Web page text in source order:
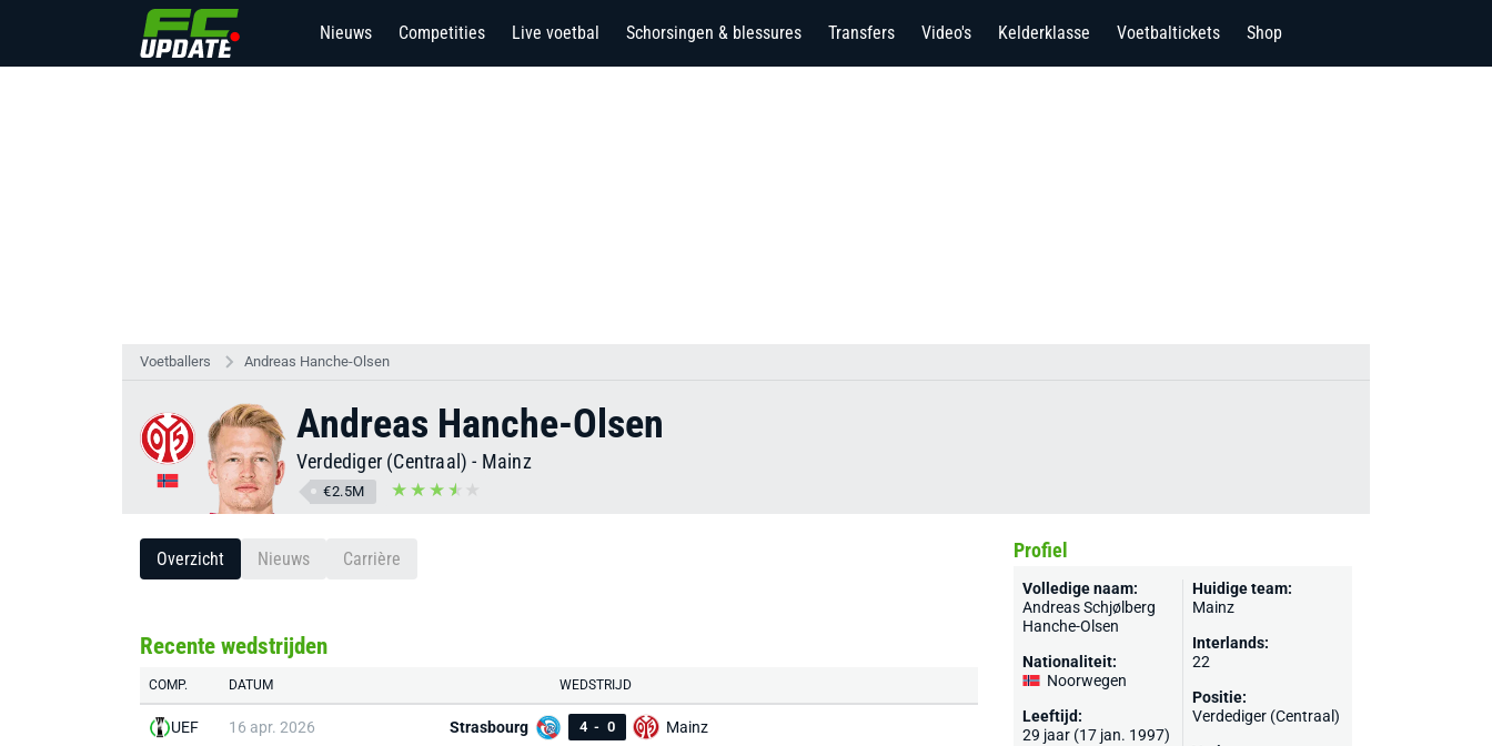
Nieuws Competities Live voetbal Schorsingen & blessures Transfers Video's Kelderklasse Voetbaltickets Shop
Voetballers Andreas Hanche-Olsen
Andreas Hanche-Olsen
Verdediger (Centraal)- Mainz
€2.5M
Overzicht Nieuws Carrière
Recente wedstrijden
COMP. DATUM WEDSTRIJD
UEF 16 apr. 2026 Strasbourg 4 - 0 Mainz
Profiel
Volledige naam:
Andreas Schjølberg
Hanche-Olsen
Nationaliteit:
Noorwegen
Leeftijd:
29 jaar (17 jan. 1997)
Huidige team:
Mainz
Interlands:
22
Positie:
Verdediger (Centraal)